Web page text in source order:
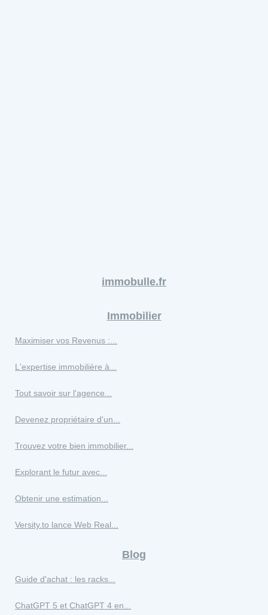
immobulle.fr
Immobilier
Maximiser vos Revenus :...
L'expertise immobilière à...
Tout savoir sur l'agence...
Devenez propriétaire d'un...
Trouvez votre bien immobilier...
Explorant le futur avec...
Obtenir une estimation...
Versity.to lance Web Real...
Blog
Guide d'achat : les racks...
ChatGPT 5 et ChatGPT 4 en...